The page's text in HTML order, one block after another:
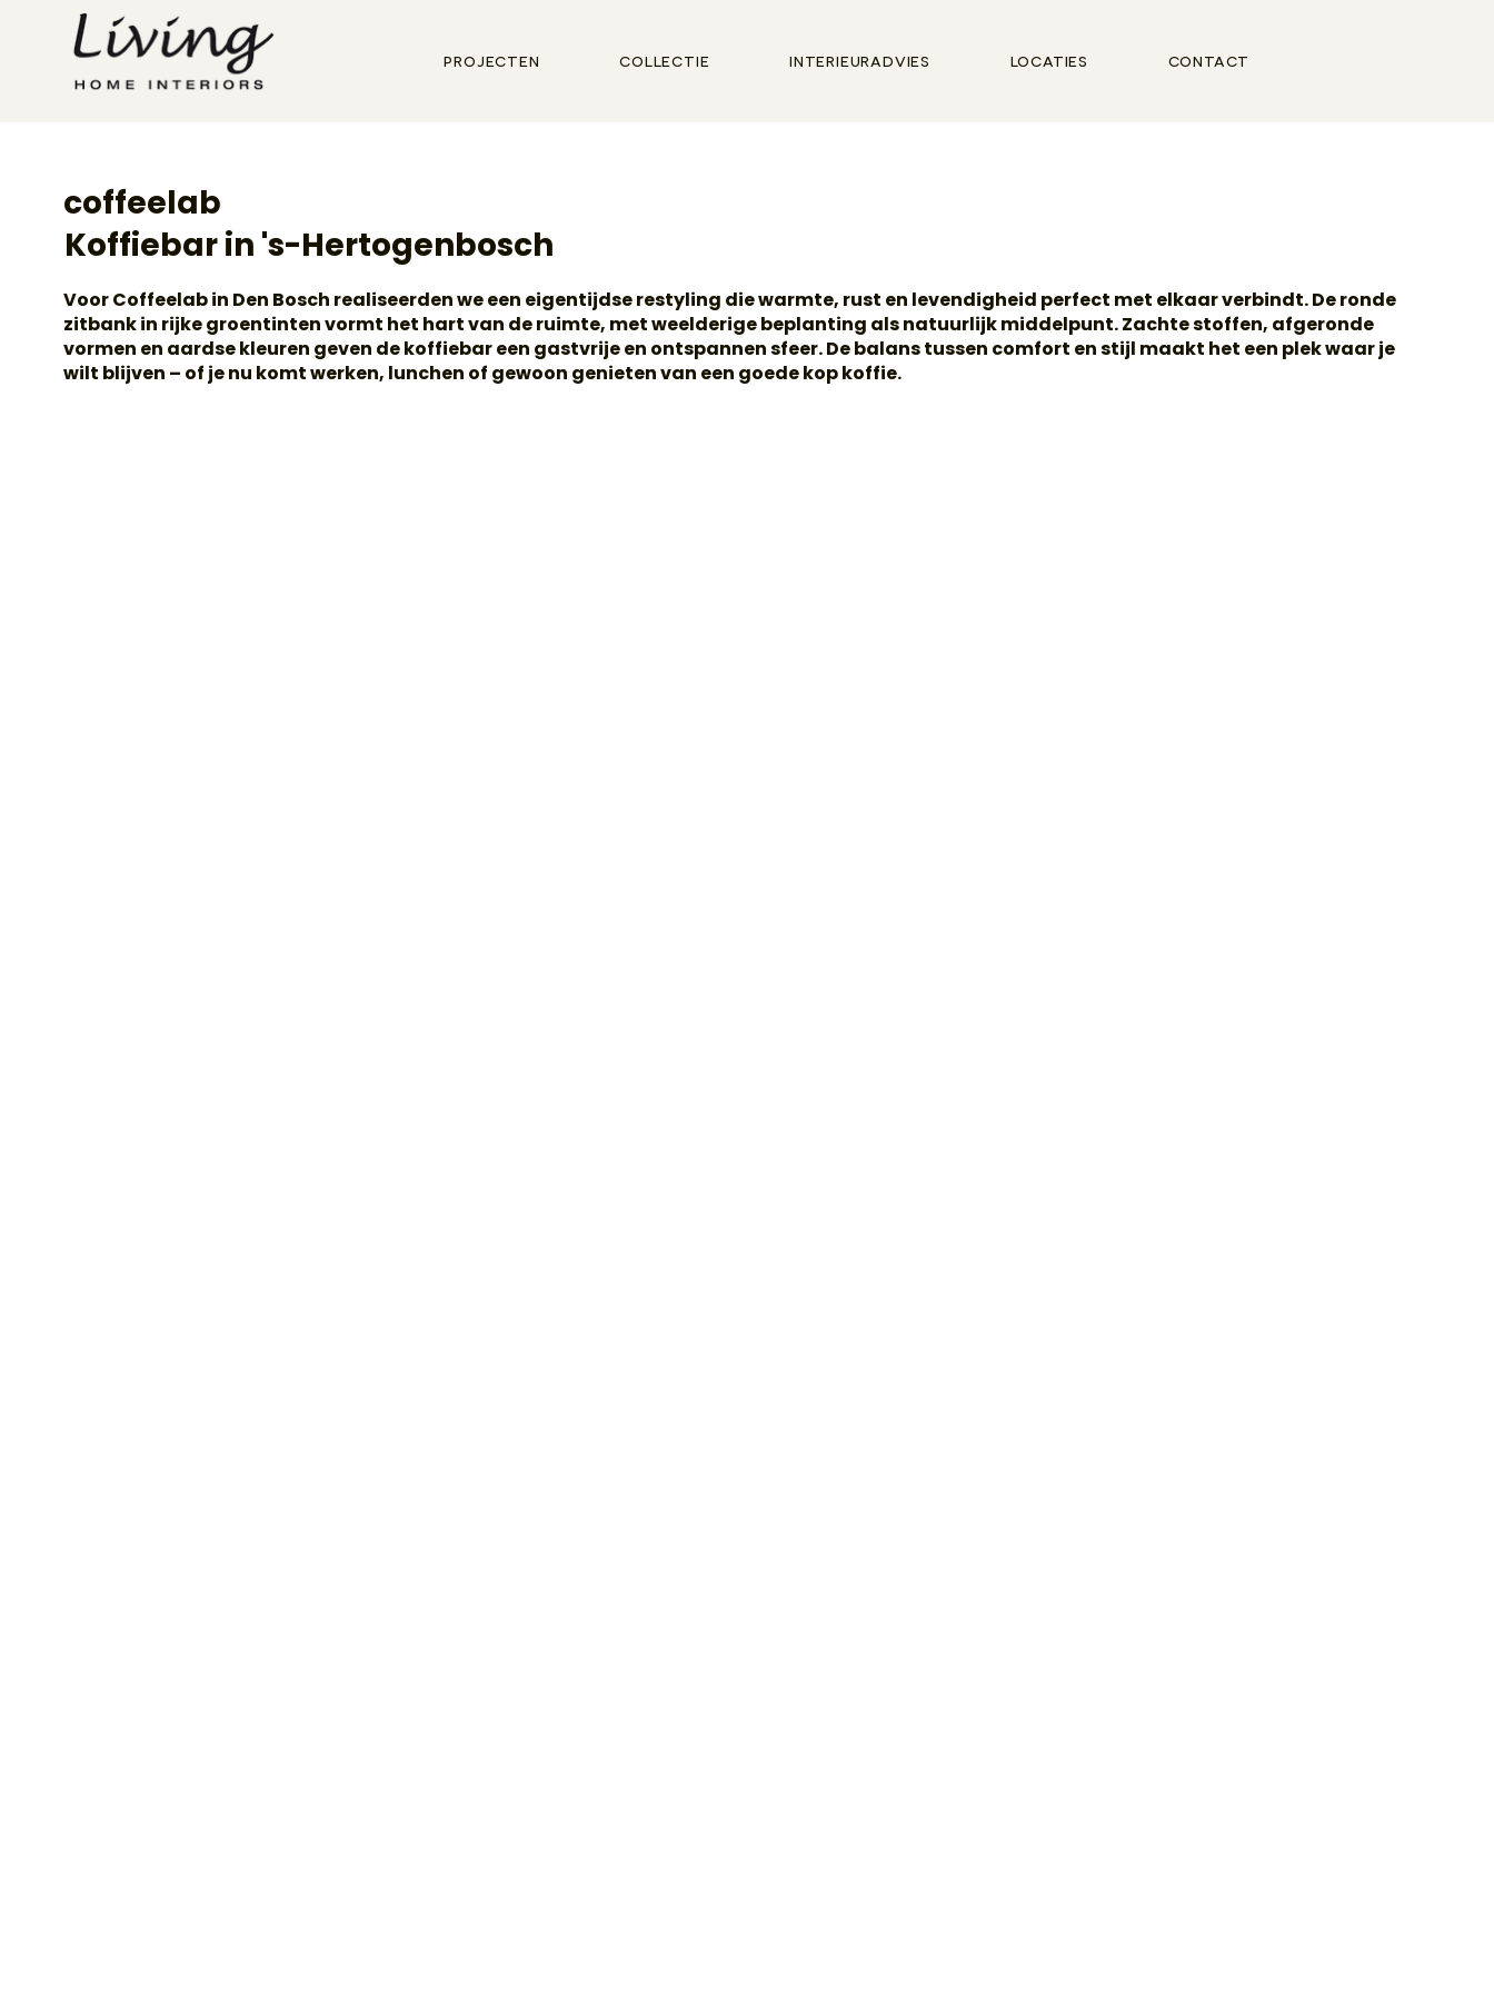
projecten collectie interieuradvies locaties contact
coffeelab
Koffiebar in 's-Hertogenbosch
Voor Coffeelab in Den Bosch realiseerden we een eigentijdse restyling die warmte, rust en levendigheid perfect met elkaar verbindt. De ronde
zitbank in rijke groentinten vormt het hart van de ruimte, met weelderige beplanting als natuurlijk middelpunt. Zachte stoffen, afgeronde
vormen en aardse kleuren geven de koffiebar een gastvrije en ontspannen sfeer. De balans tussen comfort en stijl maakt het een plek waar je
wilt blijven – of je nu komt werken, lunchen of gewoon genieten van een goede kop koffie.